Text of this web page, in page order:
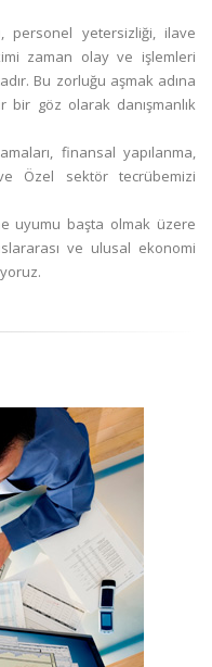
personel yetersizliği, ilave
zaman olay ve işlemleri
Bu zorluğu aşmak adına
göz olarak danışmanlık
finansal yapılanma,
Özel sektör tecrübemizi
uyumu başta olmak üzere
ve ulusal ekonomi